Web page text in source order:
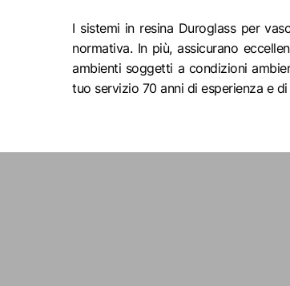
I sistemi in resina Duroglass per
normativa. In più, assicurano
ambienti soggetti a condizioni
tuo servizio 70 anni di esperienza e